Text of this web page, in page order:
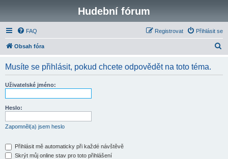
Hudební fórum
FAQ Přihlásit se
Registrovat
Obsah fóra
Musíte se přihlásit, pokud chcete odpovědět na toto téma.
Uživatelské jméno:
Heslo:
Zapomněl(a) jsem heslo
Přihlásit mě automaticky při každé návštěvě
Skrýt můj online stav pro toto přihlášení